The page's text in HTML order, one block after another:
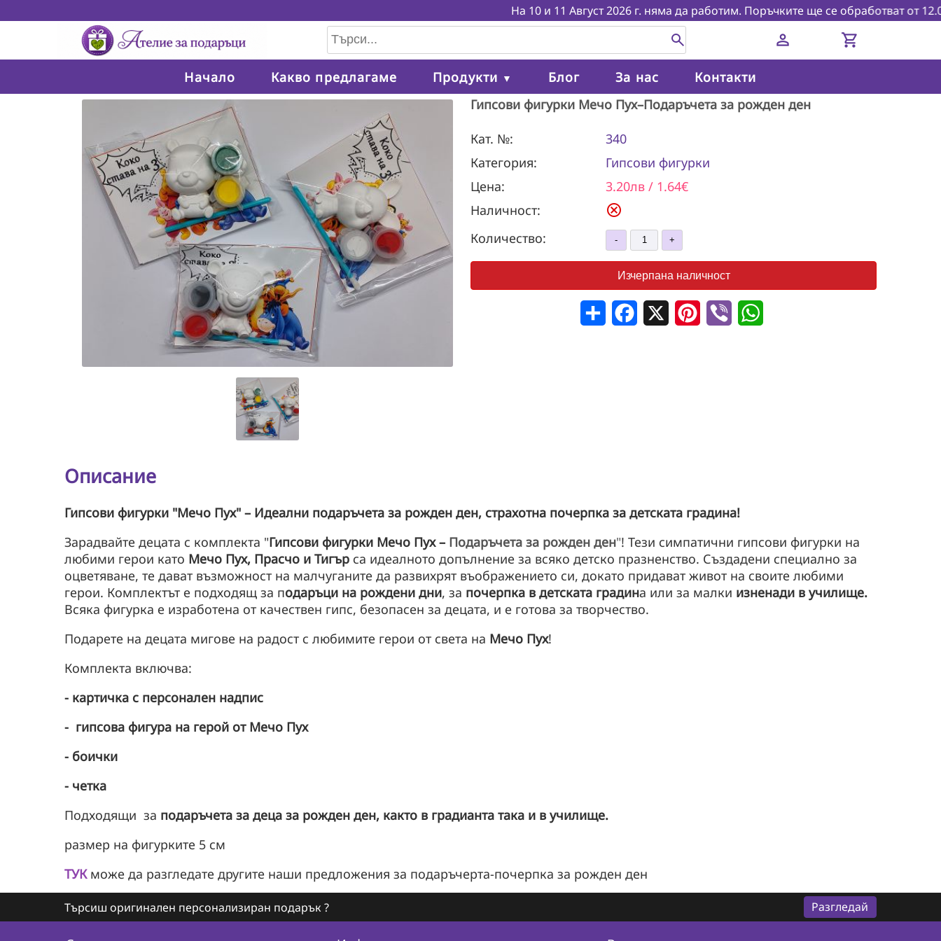
На 10 и 11 Август 2026 г. няма да работим. Поръчките ще се обработват от
person shopping_cart
Начало Какво предлагаме Продукти ▼ Блог За нас
Контакти
Гипсови фигурки Мечо Пух–Подаръчета за рожден ден
Кат. №:
340
Категория:
Гипсови фигурки
Цена:
3.20лв / 1.64€
Наличност:
cancel
Количество:
Изчерпана наличност
СподелиFacebook PinterestViber
Описание
Гипсови фигурки "Мечо Пух" – Идеални подаръчета за рожден ден, страхотна почерпка за детската градина!
Зарадвайте децата с комплекта "Гипсови фигурки Мечо Пух – Подаръчета за рожден ден"! Тези симпатични гипсови фигурки на
любими герои като Мечо Пух, Прасчо и Тигър са идеалното допълнение за всяко детско празненство. Създадени специално за
оцветяване, те дават възможност на малчуганите да развихрят въображението си, докато придават живот на своите любими
герои. Комплектът е подходящ за подаръци на рождени дни, за почерпка в детската градина или за малки изненади в училище.
Всяка фигурка е изработена от качествен гипс, безопасен за децата, и е готова за творчество.
Подарете на децата мигове на радост с любимите герои от света на Мечо Пух!
Комплекта включва:
- картичка с персонален надпис
- гипсова фигура на герой от Мечо Пух
- боички
- четка
Подходящи за подаръчета за деца за рожден ден, както в градианта така и в училище.
размер на фигурките 5 см
ТУКможе да разгледате другите наши предложения за подаръчерта-почерпка за рожден ден
Търсиш оригинален персонализиран подарък ? Разгледай